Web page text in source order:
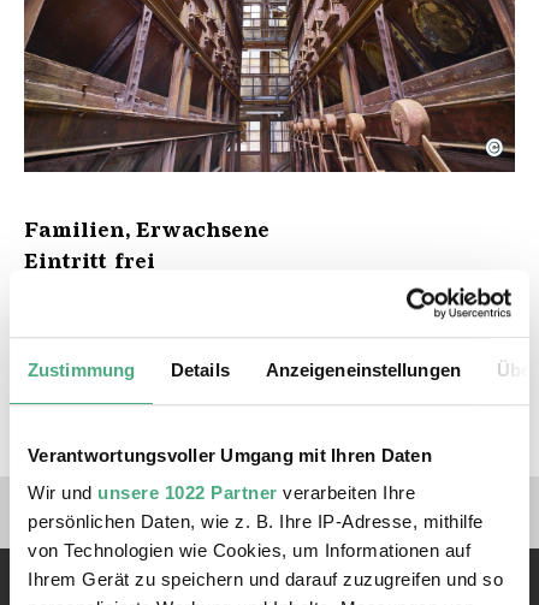
Zustimmung Details Anzeigeneinstellungen
Verantwortungsvoller Umgang mit Ihren Daten
Wir und unsere 1022 Partner verarbeiten Ihre
persönlichen Daten, wie z. B. Ihre IP-Adresse, mithilfe
von Technologien wie Cookies, um Informationen auf
Ihrem Gerät zu speichern und darauf zuzugreifen und so
Blick zwischen zwei Blöcke der
Copyright: Weltkulturerbe Völklinger Hütte | Tom
©
Familien, Erwachsene
Eintritt frei
Anmeldung erforderlich unter +49(0)68988-
Jetzt Anmelden
Verlinkungen zu unseren